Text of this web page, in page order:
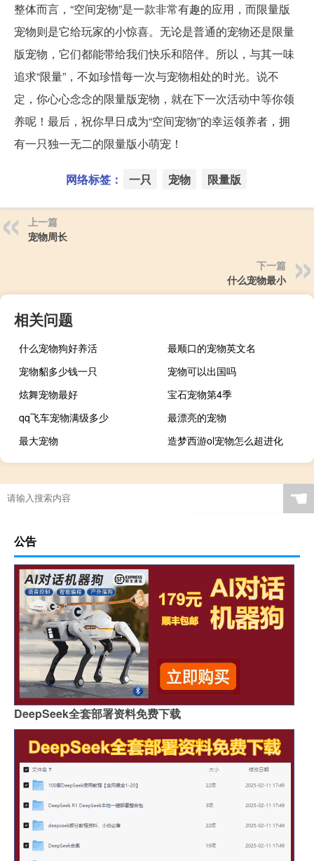
整体而言，“空间宠物”是一款非常有趣的应用，而限量版
宠物则是它给玩家的小惊喜。无论是普通的宠物还是限量
版宠物，它们都能带给我们快乐和陪伴。所以，与其一味
追求“限量”，不如珍惜每一次与宠物相处的时光。说不
定，你心心念念的限量版宠物，就在下一次活动中等你领
养呢！最后，祝你早日成为“空间宠物”的幸运领养者，拥
有一只独一无二的限量版小萌宠！
网络标签： 一只 宠物 限量版
上一篇
宠物周长
下一篇
什么宠物最小
相关问题
什么宠物狗好养活
最顺口的宠物英文名
宠物貂多少钱一只
宠物可以出国吗
炫舞宠物最好
宝石宠物第4季
qq飞车宠物满级多少
最漂亮的宠物
最大宠物
造梦西游ol宠物怎么超进化
☚
公告
DeepSeek全套部署资料免费下载